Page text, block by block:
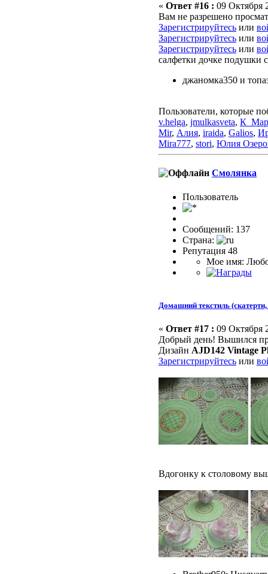
« Ответ #16 : 09 Октября
Вам не разрешено
Зарегистрируйтесь или
Зарегистрируйтесь или
Зарегистрируйтесь или
салфетки дочке подушки
джаномка350 и
Пользователи, которые
v.helga, jmulkasveta,
Mir, Алия, iraida, Galios,
Mira777, stori, Юлия
Смолянка
Пользовaтeль
Сообщений: 137
Страна:
Репутация 48
Мое имя:
Домашний текстиль
« Ответ #17 : 09 Октября
Добрый день! Вышился
Дизайн AJD142 Vintage
Зарегистрируйтесь или
Вдогонку к столовому